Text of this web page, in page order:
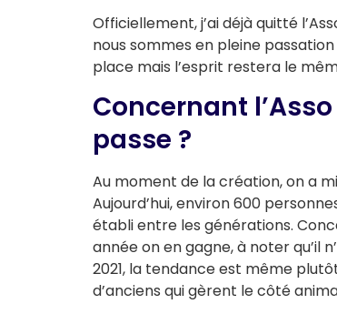
Officiellement, j’ai déjà quitté
nous sommes en pleine
place mais l’esprit restera le
Concernant
passe ?
Au moment de la création, on a
Aujourd’hui, environ 600
établi entre les générations.
année on en gagne, à noter qu’il
2021, la tendance est même
d’anciens qui gèrent le côté